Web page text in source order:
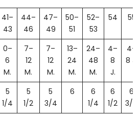
41–
43
44–
46
47–
49
50–
51
52–
53
54 55
0–
6
M.
7–
12
M.
7–
12
M.
13–
24
M.
24–
48
M.
4–
8
J.
4–
8 J.
5
1/4
5
1/2
5
3/4
6
6
1/4
6
1/2
6
3/4